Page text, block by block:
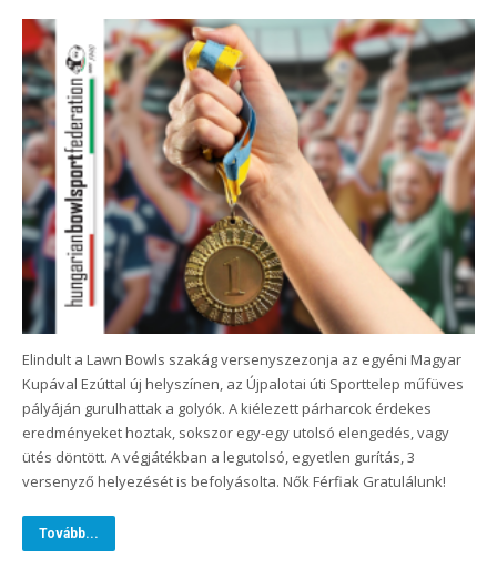
Elindult a Lawn Bowls szakág versenyszezonja az egyéni Magyar
Kupával Ezúttal új helyszínen, az Újpalotai úti Sporttelep műfüves
pályáján gurulhattak a golyók. A kiélezett párharcok érdekes
eredményeket hoztak, sokszor egy-egy utolsó elengedés, vagy
ütés döntött. A végjátékban a legutolsó, egyetlen gurítás, 3
versenyző helyezését is befolyásolta. Nők Férfiak Gratulálunk!
Tovább...